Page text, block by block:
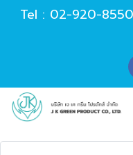
Tel : 02-920-8550